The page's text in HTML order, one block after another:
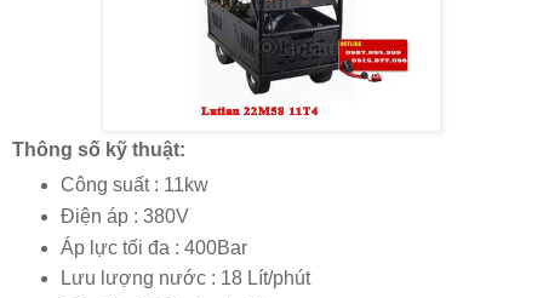
Thông số kỹ thuật:
Công suất : 11kw
Điện áp : 380V
Áp lực tối đa : 400Bar
Lưu lượng nước : 18 Lít/phút